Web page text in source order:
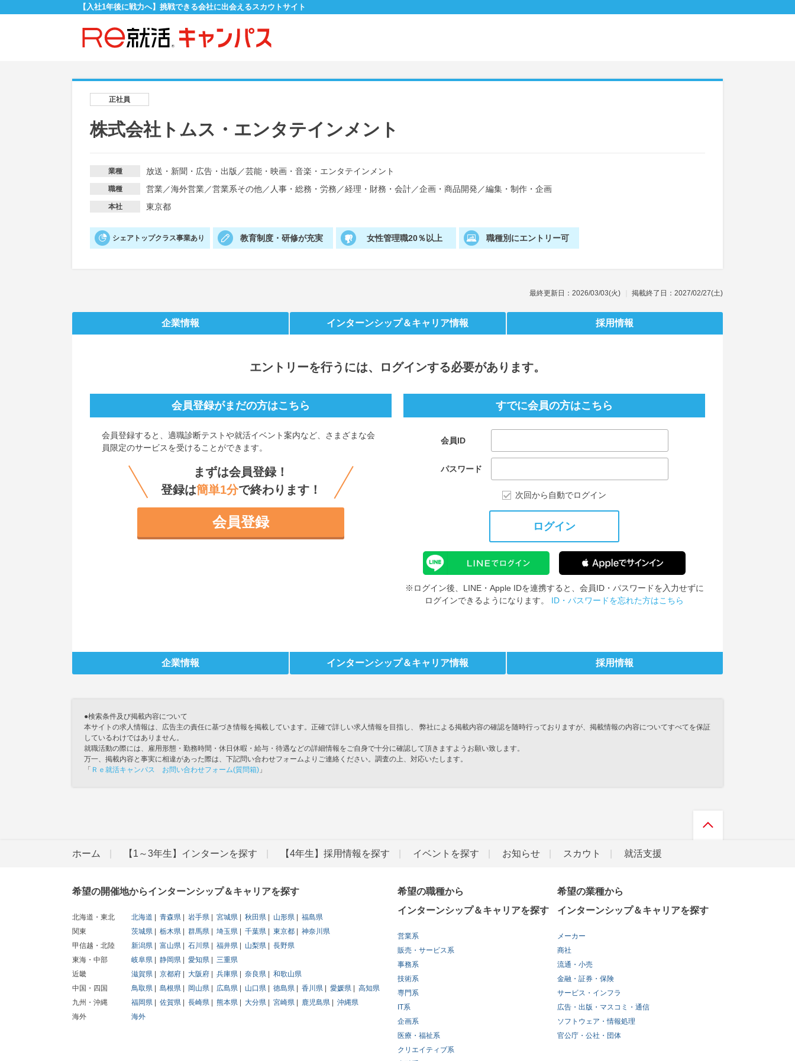
【入社1年後に戦力へ】挑戦できる会社に出会えるスカウトサイト
正社員
株式会社トムス・エンタテインメント
業種 放送・新聞・広告・出版 ／芸能・映画・音楽・エンタテインメント
職種 営業／海外営業／営業系その他／ 人事・総務・労務 ／経理・財務・会計／企画・商品開発 ／編集・制作・企画
本社 東京都
シェアトップクラス事業あり 教育制度・研修が充実 女性管理職20％以上 職種別にエントリー可
最終更新日：2026/03/03(火) 掲載終了日：2027/02/27(土)
企業情報 インターンシップ＆キャリア情報 採用情報
エントリーを行うには、ログインする必要があります。
すでに会員の方はこちら
会員ID
パスワード
次回から自動でログイン
ログイン
※ログイン後、LINE・Apple IDを連携すると、会員ID・パスワードを入力せずに
ログインできるようになります。 ID・パスワードを忘れた方はこちら
会員登録がまだの方はこちら
会員登録すると、 適職診断テストや就活イベント案内など、さまざまな会
員限定のサービスを受けることができます。
まずは会員登録！
登録は簡単1分で終わります！
会員登録
企業情報 インターンシップ＆キャリア情報 採用情報
●検索条件及び掲載内容について
本サイトの求人情報は、広告主の責任に基づき情報を掲載しています。正確で詳しい求人情報を目指し、 弊社による掲載内容の確認を随時行っておりますが、掲載情報の内容についてすべてを保証
しているわけではありません。
就職活動の際には、雇用形態・勤務時間・休日休暇・給与・待遇などの詳細情報をご自身で十分に確認して頂きますようお願い致します。
万一、掲載内容と事実に相違があった際は、下記問い合わせフォームよりご連絡ください。調査の上、対応いたします。
「 Ｒｅ就活キャンパス お問い合わせフォーム(質問箱) 」
ホーム 【1～3年生】インターンを探す 【4年生】採用情報を探す イベントを探す お知らせ スカウト 就活支援
希望の開催地からインターンシップ＆キャリアを探す
北海道・東北 北海道 青森県 岩手県 宮城県 秋田県 山形県
福島県
関東
茨城県 栃木県 群馬県 埼玉県 千葉県 東京都
神奈川県
甲信越・北陸
新潟県 富山県 石川県 福井県 山梨県
長野県
東海・中部
岐阜県 静岡県 愛知県
三重県
近畿
滋賀県 京都府 大阪府 兵庫県 奈良県
和歌山県
中国・四国
鳥取県 島根県 岡山県 広島県 山口県 徳島県 香川県 愛媛県
高知県
九州・沖縄
福岡県 佐賀県 長崎県 熊本県 大分県 宮崎県 鹿児島県
沖縄県
海外
海外
希望の職種から
インターンシップ＆キャリアを探す
営業系
販売・サービス系
事務系
技術系
専門系
IT系
企画系
医療・福祉系
クリエイティブ系
希望の業種から
インターンシップ＆キャリアを探す
メーカー
商社
流通・小売
金融・証券・保険
サービス・インフラ
広告・出版・マスコミ・通信
ソフトウェア・情報処理
官公庁・公社・団体